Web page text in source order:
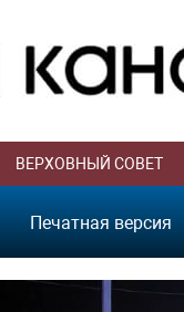
ВЕРХОВНЫЙ СОВЕТ
Печатная версия